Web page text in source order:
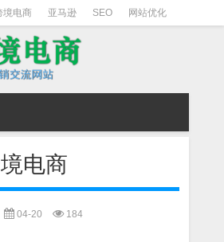
境电商 亚马逊 SEO 网站优化
广告 facebook营销技巧
电商
04-20 184